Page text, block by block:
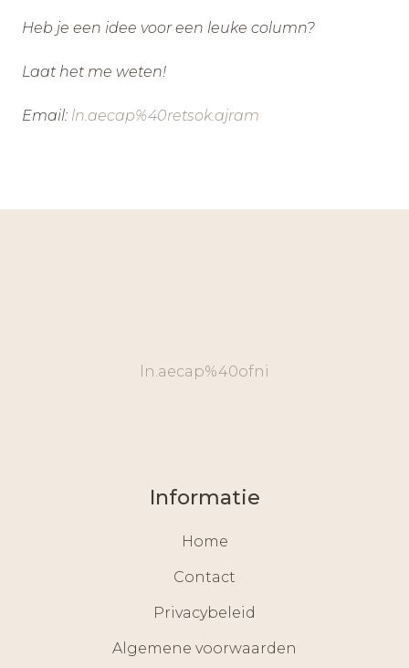
Heb je een idee voor een leuke column?
Laat het me weten!
Email: ln.aecap%40retsok.ajram
ln.aecap%40ofni
Informatie
Home
Contact
Privacybeleid
Algemene voorwaarden